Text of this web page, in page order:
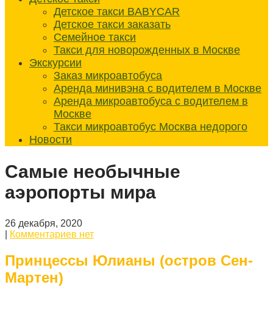
Детское такси BABYCAR
Детское такси заказать
Семейное такси
Такси для новорожденных в Москве
Экскурсии
Заказ микроавтобуса
Аренда минивэна с водителем в Москве
Аренда микроавтобуса с водителем в
Москве
Такси микроавтобус Москва недорого
Новости
Самые необычные
аэропорты мира
26 декабря, 2020
Комментариев нет
Принцессы Юлианы (остров Сен-
Мартен)